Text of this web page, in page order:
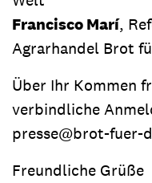
Francisco Marí,
Agrarhandel Brot
Über Ihr Kommen
verbindliche
presse@brot-fuer-
Freundliche Grüße